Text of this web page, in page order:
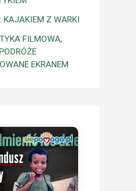
KAJAKIEM Z WARKI
FILMOWA,
EKRANEM